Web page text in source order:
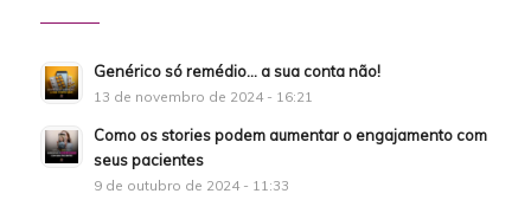
Genérico só remédio… a sua conta não!
13 de novembro de 2024 - 16:21
Como os stories podem aumentar o engajamento com
seus pacientes
9 de outubro de 2024 - 11:33